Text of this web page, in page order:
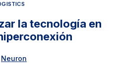
la tecnología en
Neuron